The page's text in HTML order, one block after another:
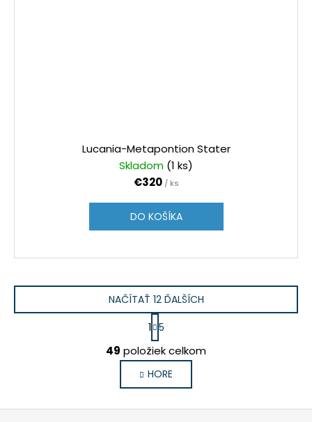
Lucania-Metapontion Stater
Skladom (1 ks)
€320 / ks
DO KOŠÍKA
O
v
l
á
d
NAČÍTAŤ 12 ĎALŠÍCH
S
t
r
á
n
k
v
1 5
49 položiek celkom
HORE